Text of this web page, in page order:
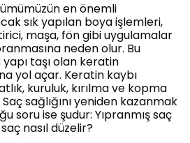
en önemli
sık yapılan boya işlemleri,
maşa, fön gibi uygulamalar
neden olur. Bu
taşı olan keratin
yol açar. Keratin kaybı
kuruluk, kırılma ve kopma
sağlığını yeniden kazanmak
soru ise şudur: Yıpranmış saç
nasıl düzelir?